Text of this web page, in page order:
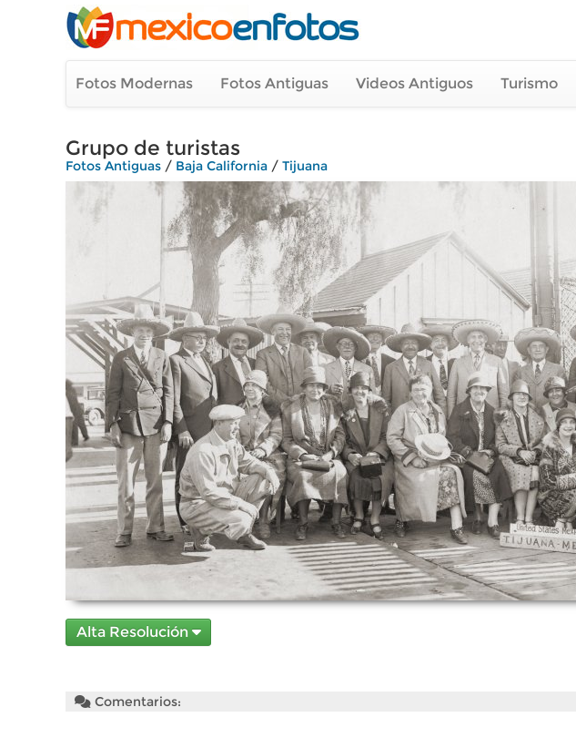
Fotos Modernas Fotos Antiguas Videos Antiguos Turismo
Grupo de turistas
Fotos Antiguas / Baja California / Tijuana
Alta Resolución
Comentarios: